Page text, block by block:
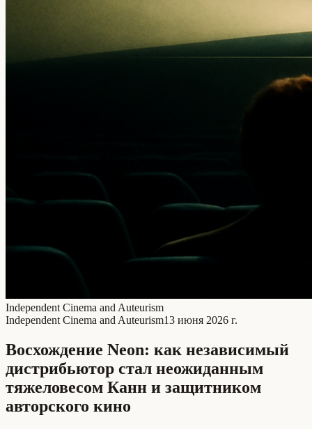
Independent Cinema and Auteurism
Independent Cinema and Auteurism13 июня 2026 г.
Восхождение Neon: как независимый
дистрибьютор стал неожиданным
тяжеловесом Канн и защитником
авторского кино